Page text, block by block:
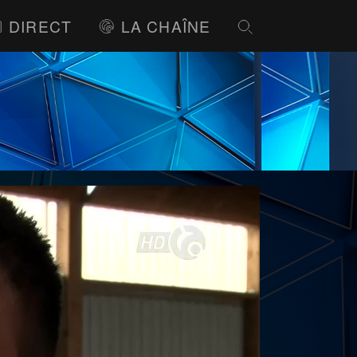
DIRECT LA CHAÎNE